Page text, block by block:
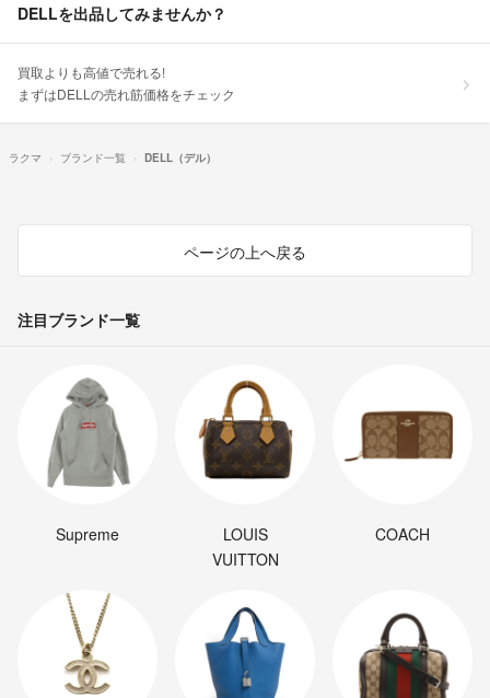
DELLを出品してみませんか？
買取よりも高値で売れる!
まずはDELLの売れ筋価格をチェック
ラクマ ブランド一覧 DELL（デル）
ページの上へ戻る
注目ブランド一覧
Supreme
LOUIS
VUITTON
COACH